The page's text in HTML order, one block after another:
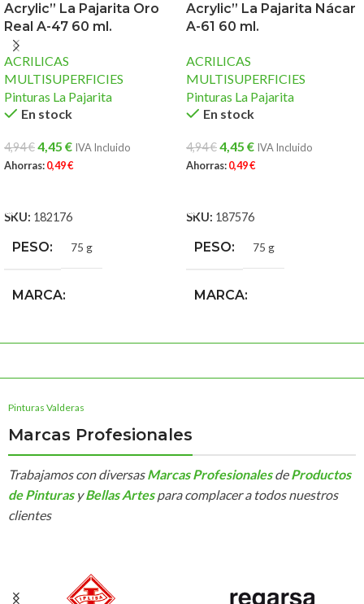
Acrylic” La Pajarita Oro
Real A-47 60 ml.
ACRILICAS
MULTISUPERFICIES
Pinturas La Pajarita
En stock
4,94€4,45 € IVA Incluido
Ahorras:0,49€
SKU: 182176
PESO 75 g
MARCA
Acrylic” La Pajarita Nácar
A-61 60 ml.
ACRILICAS
MULTISUPERFICIES
Pinturas La Pajarita
En stock
4,94€4,45 € IVA Incluido
Ahorras:0,49€
SKU: 187576
PESO 75 g
MARCA
Pinturas Valderas
Marcas Profesionales
Trabajamos con diversasMarcas Profesionales deProductos
de Pinturas yBellas Artespara complacer a todos nuestros
clientes